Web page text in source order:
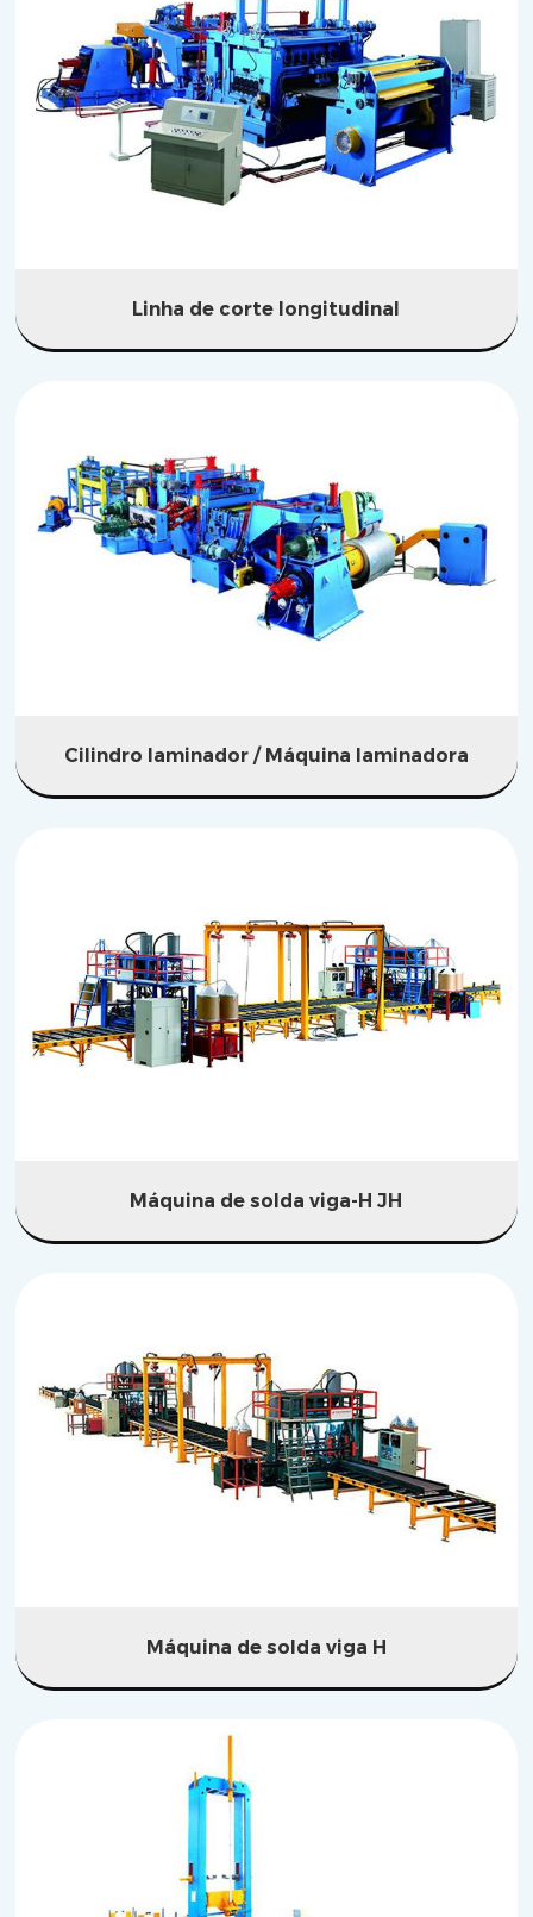
Linha de corte longitudinal
Cilindro laminador / Máquina laminadora
Máquina de solda viga-H JH
Máquina de solda viga H